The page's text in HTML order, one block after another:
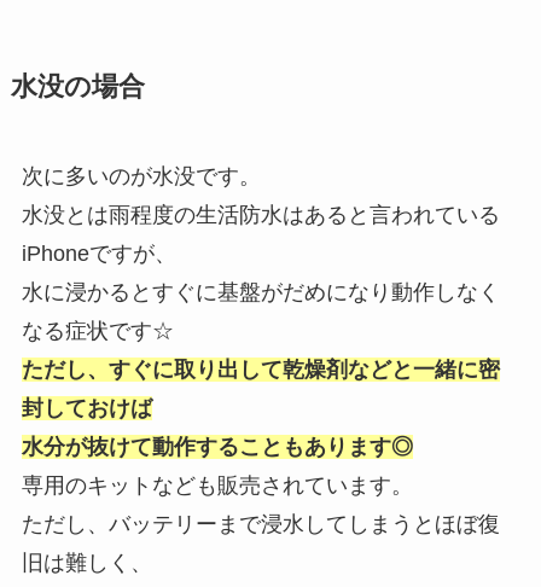
水没の場合
次に多いのが水没です。
水没とは雨程度の生活防水はあると言われている
iPhoneですが、
水に浸かるとすぐに基盤がだめになり動作しなく
なる症状です☆
ただし、 すぐに取り出して乾燥剤などと一緒に密
封しておけば
水分が抜けて動作することもあります◎
専用のキットなども販売されています。
ただし、バッテリーまで浸水してしまうとほぼ復
旧は難しく、